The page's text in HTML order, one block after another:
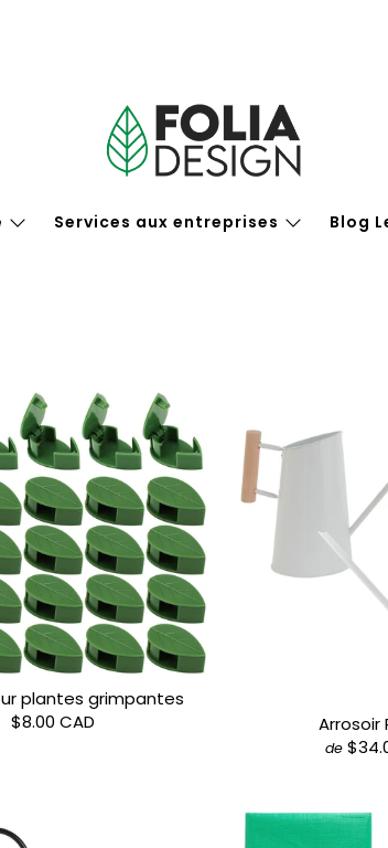
Services aux entreprises Blog
plantes grimpantes
$8.00 CAD
Arrosoir
de